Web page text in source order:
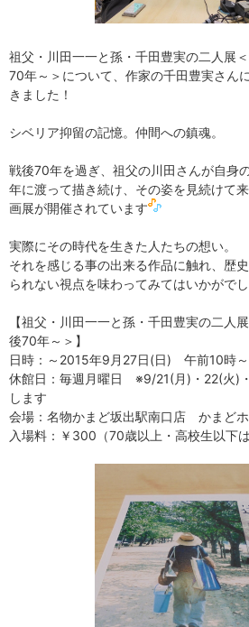
祖父・川田一一と孫・千田豊実の二人展
70年～＞について、作家の千田豊実さん
きました！
シベリア抑留の記憶。仲間への鎮魂。
戦後70年を過ぎ、祖父の川田さんが自身
年に渡って描き続け、その姿を見続けて
画展が開催されています
実際にその時代を生きた人たちの想い。
それを感じる事の出来る作品に触れ、歴
られない視点を味わってみてはいかがで
【祖父・川田一一と孫・千田豊実の二
後70年～＞】
日時：～2015年9月27日(日) 午前10時
休館日：毎週月曜日 ※9/21(月)・22(火)
します
会場：名物かまど坂出駅南口店 かまど
入場料：￥300（70歳以上・高校生以下は